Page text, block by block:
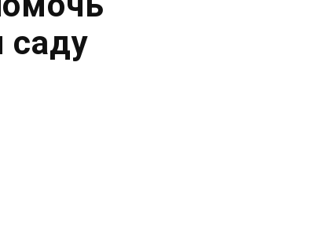
саду